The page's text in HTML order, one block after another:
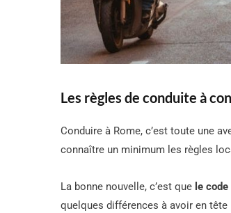
Les règles de conduite à
Conduire à Rome, c’est toute une
connaître un minimum les règles
La bonne nouvelle, c’est que le
quelques différences à avoir en tête